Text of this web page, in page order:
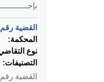
القضية رقم ‎1100‏/‎2019‏ المنعقدة في محكمة استئناف رام الله بتاريخ ‎2020-01-09‏
المحكمة:
نوع
التصنيفات: